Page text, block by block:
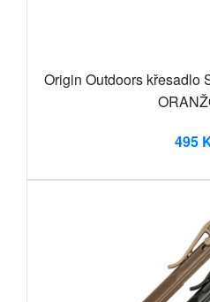
Origin Outdoors křesadlo
495